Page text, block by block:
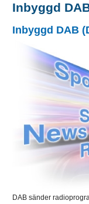
Inbyggd
Inbyggd DAB
DAB sänder